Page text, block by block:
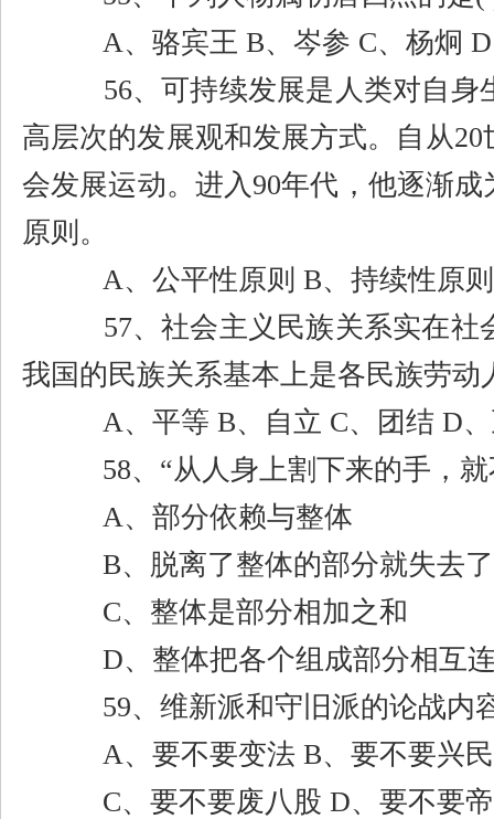
A、骆宾王 B、岑参 C、杨炯 D
56、可持续发展是人类对自身
高层次的发展观和发展方式。自从20
会发展运动。进入90年代，他逐渐成
原则。
A、公平性原则 B、持续性原
57、社会主义民族关系实在社
我国的民族关系基本上是各民族劳
A、平等 B、自立 C、团结 D
58、 “从人身上割下来的手，
A、部分依赖与整体
B、脱离了整体的部分就失去
C、整体是部分相加之和
D、整体把各个组成部分相互
59、维新派和守旧派的论战内
A、要不要变法 B、要不要兴
C、要不要废八股 D、要不要